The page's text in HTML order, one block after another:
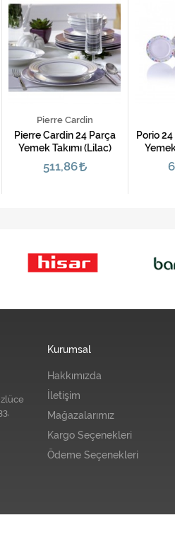
Pierre Cardin
Pierre Cardin 24 Parça
Yemek Takımı (Lilac)
511,86
Porio
Kurumsal
Hakkımızda
İletişim
Mağazalarımız
Kargo Seçenekleri
Ödeme Seçenekleri